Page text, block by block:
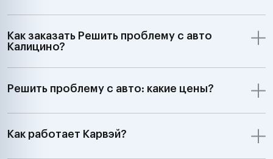
Как заказать Решить проблему с авто
Калицино?
Решить проблему с авто: какие цены?
Как работает Карвэй?